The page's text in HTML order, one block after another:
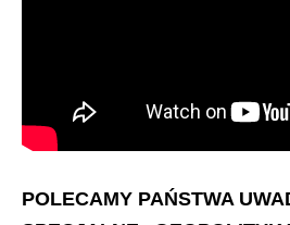
POLECAMY PAŃSTWA